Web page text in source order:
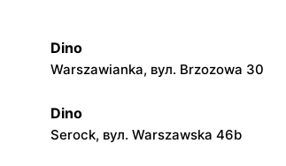
Dino
Warszawianka, вул. Brzozowa 30
Dino
Serock, вул. Warszawska 46b